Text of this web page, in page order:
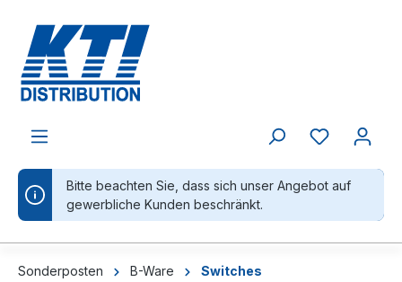
Bitte beachten Sie, dass sich unser Angebot auf
gewerbliche Kunden beschränkt.
Sonderposten B-Ware Switches